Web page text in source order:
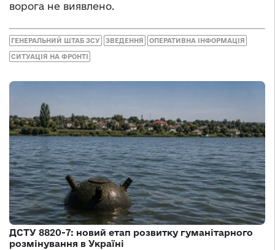
ворога не виявлено.
ГЕНЕРАЛЬНИЙ ШТАБ ЗСУ ЗВЕДЕННЯ ОПЕРАТИВНА ІНФОРМАЦІЯ
СИТУАЦІЯ НА ФРОНТІ
ДСТУ 8820-7: новий етап розвитку гуманітарного
розмінування в Україні